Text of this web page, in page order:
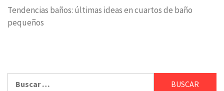
Tendencias baños: últimas ideas en cuartos de baño
pequeños